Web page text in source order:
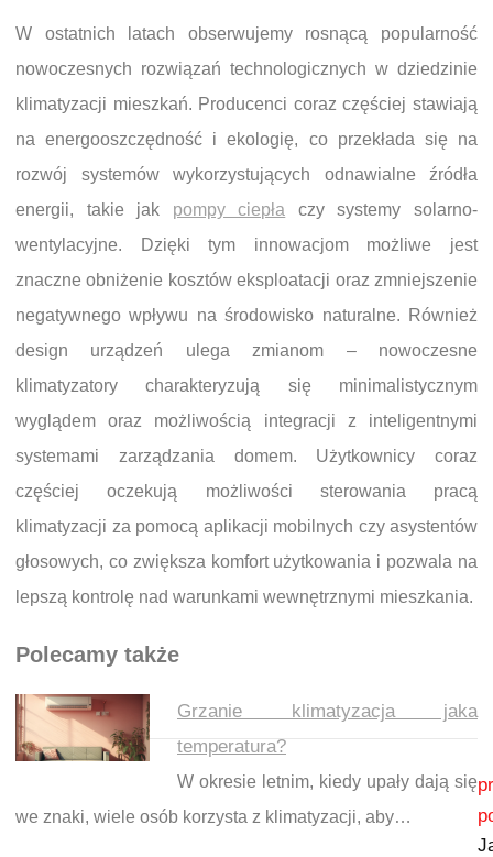
W ostatnich latach obserwujemy rosnącą popularność
nowoczesnych rozwiązań technologicznych w dziedzinie
klimatyzacji mieszkań. Producenci coraz częściej stawiają
na energooszczędność i ekologię, co przekłada się na
rozwój systemów wykorzystujących odnawialne źródła
energii, takie jak pompy ciepła czy systemy solarno-
wentylacyjne. Dzięki tym innowacjom możliwe jest
znaczne obniżenie kosztów eksploatacji oraz zmniejszenie
negatywnego wpływu na środowisko naturalne. Również
design urządzeń ulega zmianom – nowoczesne
klimatyzatory charakteryzują się minimalistycznym
wyglądem oraz możliwością integracji z inteligentnymi
systemami zarządzania domem. Użytkownicy coraz
częściej oczekują możliwości sterowania pracą
klimatyzacji za pomocą aplikacji mobilnych czy asystentów
głosowych, co zwiększa komfort użytkowania i pozwala na
lepszą kontrolę nad warunkami wewnętrznymi mieszkania.
Polecamy także
Grzanie klimatyzacja jaka
temperatura?
W okresie letnim, kiedy upały dają się
we znaki, wiele osób korzysta z klimatyzacji, aby…
Nawigacja wpisu